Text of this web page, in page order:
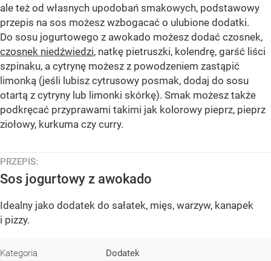
ale też od własnych upodobań smakowych, podstawowy
przepis na sos możesz wzbogacać o ulubione dodatki.
Do sosu jogurtowego z awokado możesz dodać czosnek,
czosnek niedźwiedzi, natkę pietruszki, kolendrę, garść liści
szpinaku, a cytrynę możesz z powodzeniem zastąpić
limonką (jeśli lubisz cytrusowy posmak, dodaj do sosu
otartą z cytryny lub limonki skórkę). Smak możesz także
podkręcać przyprawami takimi jak kolorowy pieprz, pieprz
ziołowy, kurkuma czy curry.
PRZEPIS:
Sos jogurtowy z awokado
Idealny jako dodatek do sałatek, mięs, warzyw, kanapek
i pizzy.
Kategoria
Dodatek